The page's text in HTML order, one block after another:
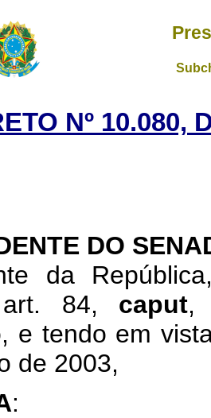
Nº 10.080,
DO
da
84, caput,
e tendo em
de 2003,
: